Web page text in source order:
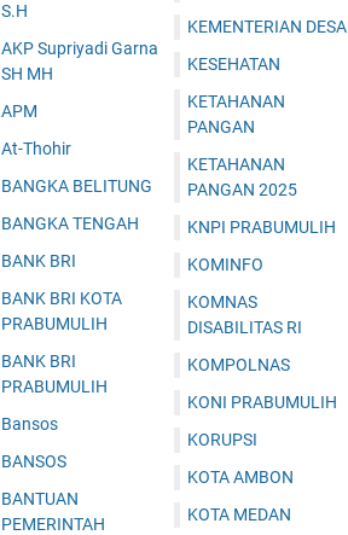
S.H
AKP Supriyadi Garna
SH MH
APM
At-Thohir
BANGKA BELITUNG
BANGKA TENGAH
BANK BRI
BANK BRI KOTA
PRABUMULIH
BANK BRI
PRABUMULIH
Bansos
BANSOS
BANTUAN
PEMERINTAH
KEMENTERIAN DESA
KESEHATAN
KETAHANAN
PANGAN
KETAHANAN
PANGAN 2025
KNPI PRABUMULIH
KOMINFO
KOMNAS
DISABILITAS RI
KOMPOLNAS
KONI PRABUMULIH
KORUPSI
KOTA AMBON
KOTA MEDAN